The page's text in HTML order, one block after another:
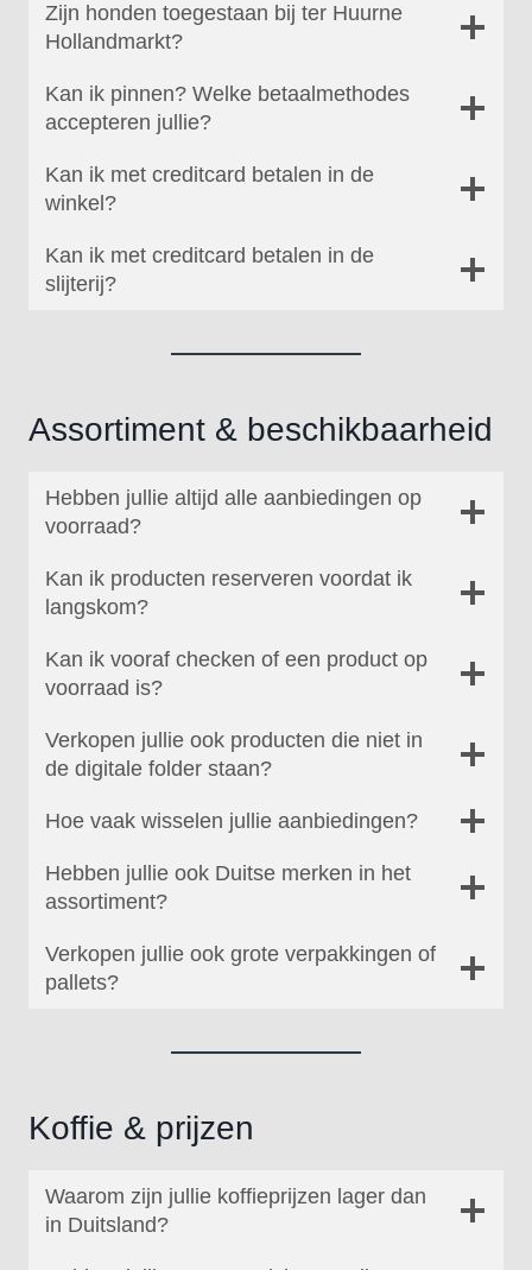
Zijn honden toegestaan bij ter Huurne
Hollandmarkt?
Kan ik pinnen? Welke betaalmethodes
accepteren jullie?
Kan ik met creditcard betalen in de
winkel?
Kan ik met creditcard betalen in de
slijterij?
Assortiment & beschikbaarheid
Hebben jullie altijd alle aanbiedingen op
voorraad?
Kan ik producten reserveren voordat ik
langskom?
Kan ik vooraf checken of een product op
voorraad is?
Verkopen jullie ook producten die niet in
de digitale folder staan?
Hoe vaak wisselen jullie aanbiedingen?
Hebben jullie ook Duitse merken in het
assortiment?
Verkopen jullie ook grote verpakkingen of
pallets?
Koffie & prijzen
Waarom zijn jullie koffieprijzen lager dan
in Duitsland?